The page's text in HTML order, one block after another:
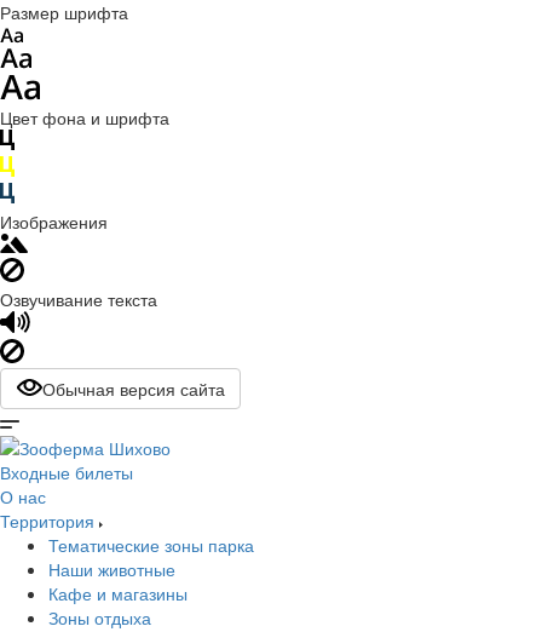
Размер шрифта
Цвет фона и шрифта
Изображения
Озвучивание текста
Обычная версия сайта
Входные билеты
О нас
Территория
Тематические зоны парка
Наши животные
Кафе и магазины
Зоны отдыха